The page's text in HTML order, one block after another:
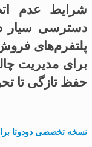
شرایط عدم
دسترسی سیار
پلتفرم‌های فروش
برای مدیریت
حفظ تازگی تا
نسخه تخصصی دودوتا